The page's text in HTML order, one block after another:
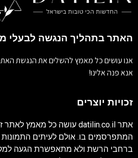
האתר בתהליך הנגשה לבעלי
אנו עושים כל מאמץ להשלים את הנגשת
אנא פנה אלינו!
זכויות יוצרים
אתר datilin.co.il עושה כל מאמץ לאתר
המתפרסמים בו. אולם לעיתים התמונות
ברחבי הרשת ולא מתאפשרת הגעה